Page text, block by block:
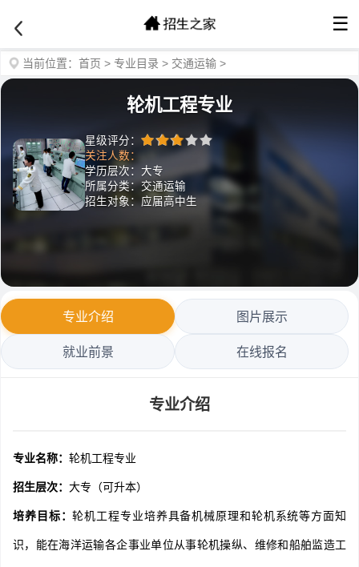
☰
当前位置： 首页 > 专业目录 > 交通运输 >
轮机工程专业
星级评分：
关注人数：
学历层次：大专
所属分类：交通运输
招生对象：应届高中生
专业介绍 图片展示
就业前景 在线报名
专业介绍
专业名称： 轮机工程专业
招生层次： 大专（可升本）
培养目标：轮机工程专业培养具备机械原理和轮机系统等方面知
识，能在海洋运输各企事业单位从事轮机操纵、维修和船舶监造工